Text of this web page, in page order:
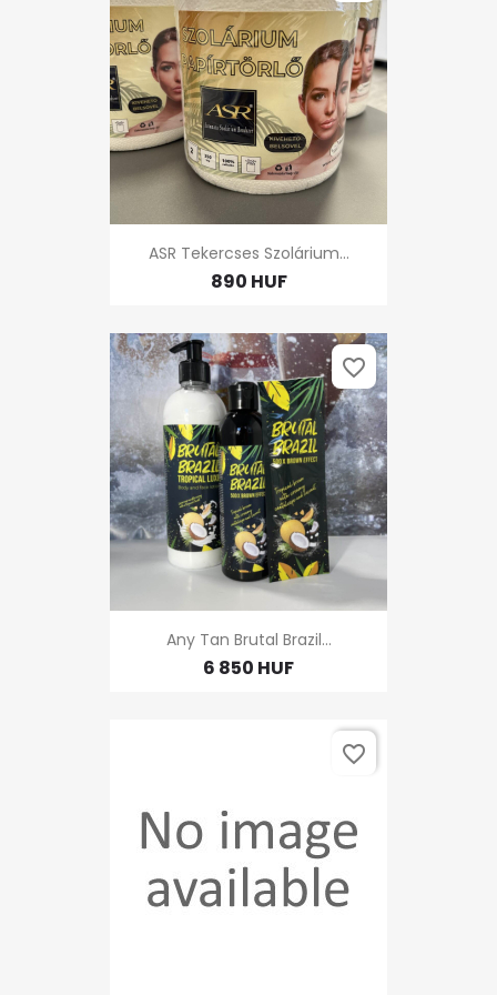
ASR Tekercses Szolárium...
890 HUF
Any Tan Brutal Brazil...
6 850 HUF
favorite_border
favorite_border